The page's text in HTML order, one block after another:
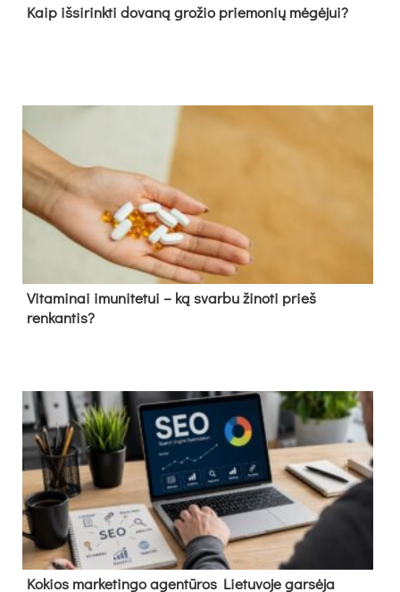
Kaip išsirinkti dovaną grožio priemonių mėgėjui?
Vitaminai imunitetui – ką svarbu žinoti prieš
renkantis?
Kokios marketingo agentūros Lietuvoje garsėja